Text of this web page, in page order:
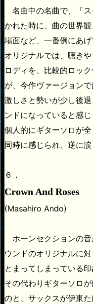
名曲中の名曲で、「ス
かれた時に、曲の世界
場面など、一番例にあ
オリジナルでは、聴き
ロディを、比較的ロッ
が、今作ヴァージョン
激しさと勢いが少し後
ンドになっていると感じ
個人的にギターソロが
同時に感じられ、逆に涙
６，
Crown And Roses
(Masahiro Ando)
ホーンセクションの
ウンドのオリジナルに
とまってしまっている印
その代わりギターソロ
のと、サックスが伊東